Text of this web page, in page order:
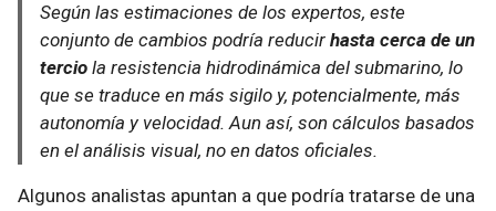
Según las estimaciones de los expertos, este
conjunto de cambios podría reducir hasta cerca de un
tercio la resistencia hidrodinámica del submarino, lo
que se traduce en más sigilo y, potencialmente, más
autonomía y velocidad. Aun así, son cálculos basados
en el análisis visual, no en datos oficiales.
Algunos analistas apuntan a que podría tratarse de una